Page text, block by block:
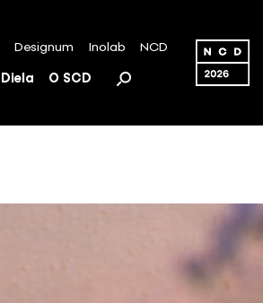
Designum Inolab NCD
Diela O SCD